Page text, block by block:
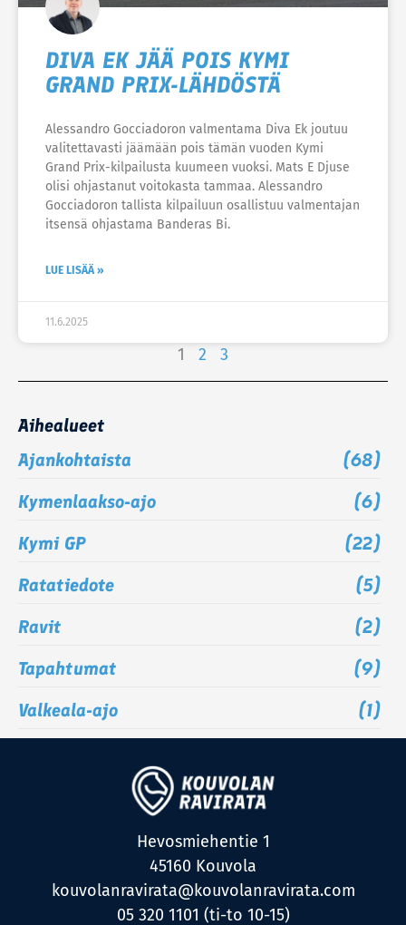
DIVA EK JÄÄ POIS KYMI
GRAND PRIX-LÄHDÖSTÄ
Alessandro Gocciadoron valmentama Diva Ek joutuu
valitettavasti jäämään pois tämän vuoden Kymi
Grand Prix-kilpailusta kuumeen vuoksi. Mats E Djuse
olisi ohjastanut voitokasta tammaa. Alessandro
Gocciadoron tallista kilpailuun osallistuu valmentajan
itsensä ohjastama Banderas Bi.
LUE LISÄÄ »
11.6.2025
1 2 3
Aihealueet
Ajankohtaista
(68)
Kymenlaakso-ajo
(6)
Kymi GP
(22)
Ratatiedote
(5)
Ravit
(2)
Tapahtumat
(9)
Valkeala-ajo
(1)
Hevosmiehentie 1
45160 Kouvola
kouvolanravirata@kouvolanravirata.com
05 320 1101 (ti-to 10-15)